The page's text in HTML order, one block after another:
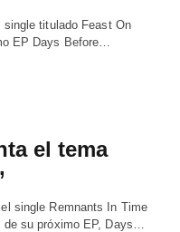
single titulado Feast On
EP Days Before…
el tema
single Remnants In Time
de su próximo EP, Days…